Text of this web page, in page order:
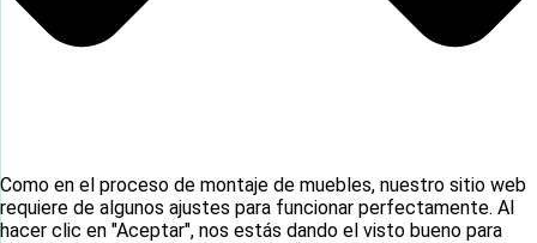
Como en el proceso de montaje de muebles, nuestro sitio web
requiere de algunos ajustes para funcionar perfectamente. Al
hacer clic en "Aceptar", nos estás dando el visto bueno para